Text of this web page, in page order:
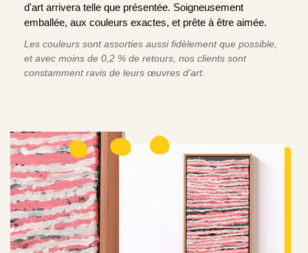
d'art arrivera telle que présentée. Soigneusement
emballée, aux couleurs exactes, et prête à être aimée.
Les couleurs sont assorties aussi fidèlement que possible,
et avec moins de 0,2 % de retours, nos clients sont
constamment ravis de leurs œuvres d'art.